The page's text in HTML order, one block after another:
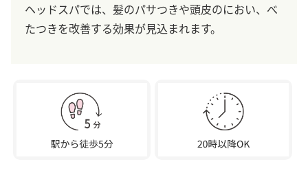
ヘッドスパでは、髪のパサつきや頭皮のにおい、べ
たつきを改善する効果が見込まれます。